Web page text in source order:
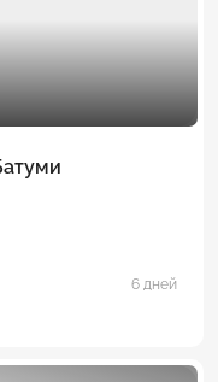
6 дней